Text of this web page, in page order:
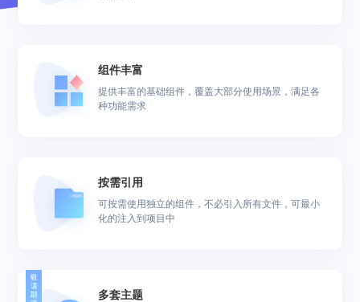
组件丰富
提供丰富的基础组件，覆盖大部分使用场景，满足各
种功能需求
按需引用
可按需使用独立的组件，不必引入所有文件，可最小
化的注入到项目中
多套主题